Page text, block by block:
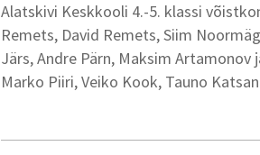
Alatskivi Keskkooli 4.-5. klassi
Remets, David Remets, Siim
Järs, Andre Pärn, Maksim
Marko Piiri, Veiko Kook, Tauno